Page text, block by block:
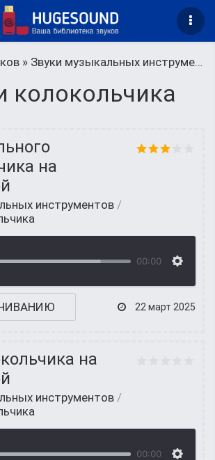
» Звуки музыкальных инструментов
колокольчика
на
инструментов /
00:00
22 март 2025
на
инструментов /
00:00